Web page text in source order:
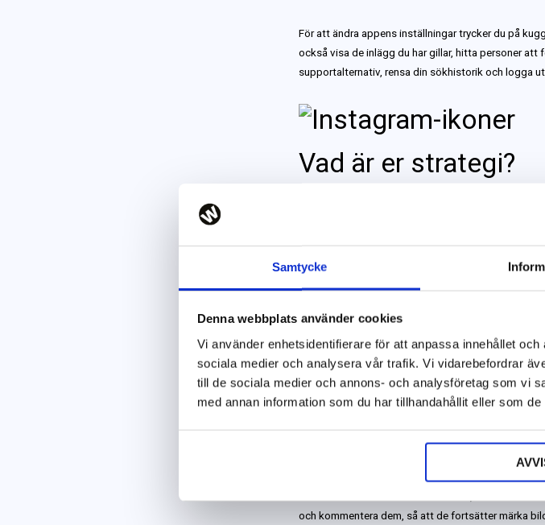
Samtycke
Denna webbplats använder cookies
Vi använder enhetsidentifierare för att anpassa innehållet
sociala medier och analysera vår trafik. Vi vidarebefordrar
till de sociala medier och annons- och analysföretag som vi
med annan information som du har tillhandahållit eller som
För att ändra appens inställningar trycker du på
också visa de inlägg du har gillar, hitta personer att
supportalternativ, rensa din sökhistorik och logga
Vad är er strategi?
era mest populära produkter. Eller, om du har en
era kunder frågar om ofta. Detta kommer inte bara
utan också att visa dina kunder och anhängare
Inkludera era anställda. Gör ert företags
era medarbetare i era inlägg. Dela bilder på vad de
Sätt
märka sina egna bilder när de delar foton av era
och kommentera dem, så att de fortsätter märka